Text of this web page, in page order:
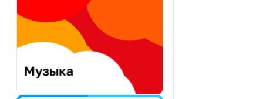
Екатеринбург
Калининград
Калуга